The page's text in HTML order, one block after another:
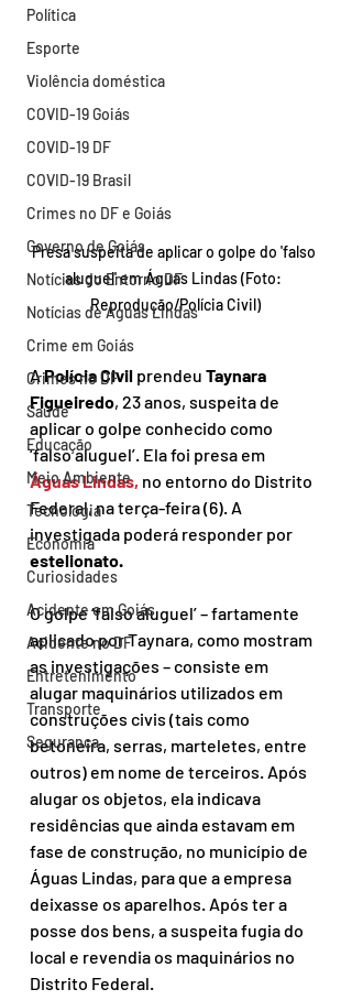
Política
Esporte
Violência doméstica
COVID-19 Goiás
COVID-19 DF
COVID-19 Brasil
Crimes no DF e Goiás
Governo de Goiás
Notícias do Entorno DF
Notícias de Águas Lindas
Crime em Goiás
Crimes no DF
Saúde
Educação
Meio Ambiente
Tecnologia
Economia
Curiosidades
Acidente em Goiás
Acidente no DF
Entretenimento
Transporte
Segurança
Presa suspeita de aplicar o golpe do 'falso
aluguel' em Águas Lindas (Foto:
Reprodução/Polícia Civil)
A Polícia Civil prendeu Taynara
Figueiredo, 23 anos, suspeita de
aplicar o golpe conhecido como
‘falso aluguel’. Ela foi presa em
Águas Lindas, no entorno do Distrito
Federal, na terça-feira (6). A
investigada poderá responder por
estelionato.
O golpe ‘falso aluguel’ – fartamente
aplicado por Taynara, como mostram
as investigações – consiste em
alugar maquinários utilizados em
construções civis (tais como
betoneira, serras, marteletes, entre
outros) em nome de terceiros. Após
alugar os objetos, ela indicava
residências que ainda estavam em
fase de construção, no município de
Águas Lindas, para que a empresa
deixasse os aparelhos. Após ter a
posse dos bens, a suspeita fugia do
local e revendia os maquinários no
Distrito Federal.